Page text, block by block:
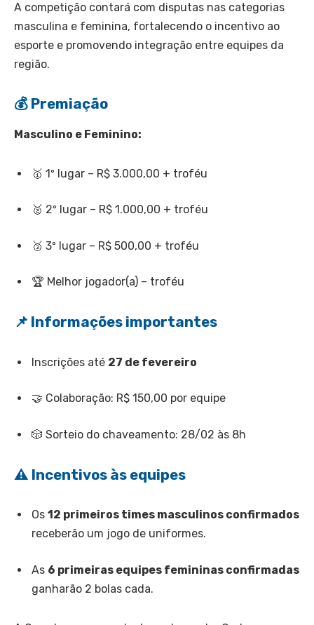
A competição contará com disputas nas categorias
masculina e feminina, fortalecendo o incentivo ao
esporte e promovendo integração entre equipes da
região.
💰 Premiação
Masculino e Feminino:
🥇 1º lugar – R$ 3.000,00 + troféu
🥈 2º lugar – R$ 1.000,00 + troféu
🥉 3º lugar – R$ 500,00 + troféu
🏆 Melhor jogador(a) – troféu
📌 Informações importantes
Inscrições até 27 de fevereiro
🤝 Colaboração: R$ 150,00 por equipe
🎲 Sorteio do chaveamento: 28/02 às 8h
⚠️ Incentivos às equipes
Os 12 primeiros times masculinos confirmados
receberão um jogo de uniformes.
As 6 primeiras equipes femininas confirmadas
ganharão 2 bolas cada.